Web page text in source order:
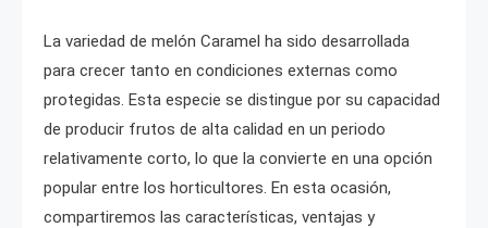
La variedad de melón Caramel ha sido desarrollada
para crecer tanto en condiciones externas como
protegidas. Esta especie se distingue por su capacidad
de producir frutos de alta calidad en un periodo
relativamente corto, lo que la convierte en una opción
popular entre los horticultores. En esta ocasión,
compartiremos las características, ventajas y